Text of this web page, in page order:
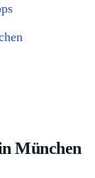
München